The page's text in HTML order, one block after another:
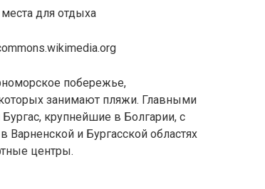
побережье,
занимают пляжи. Главными
крупнейшие в Болгарии, с
Варненской и Бургасской областях
центры.